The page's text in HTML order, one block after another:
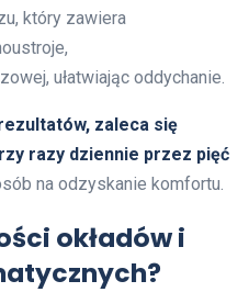
który zawiera
ułatwiając oddychanie.
zaleca się
razy dziennie przez pięć
na odzyskanie komfortu.
okładów i